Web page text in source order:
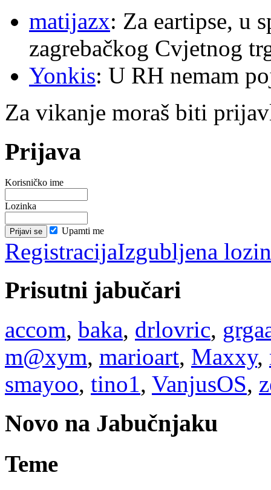
matijazx: Za eartipse, u
zagrebačkog Cvjetnog
Yonkis: U RH nemam
Za vikanje moraš biti
Prijava
Korisničko ime
Lozinka
Upamti me
RegistracijaIzgubljena
Prisutni jabučari
accom, baka, drlovric,
m@xym, marioart, Maxxy,
smayoo, tino1, VanjusOS,
Novo na Jabučnjaku
Teme